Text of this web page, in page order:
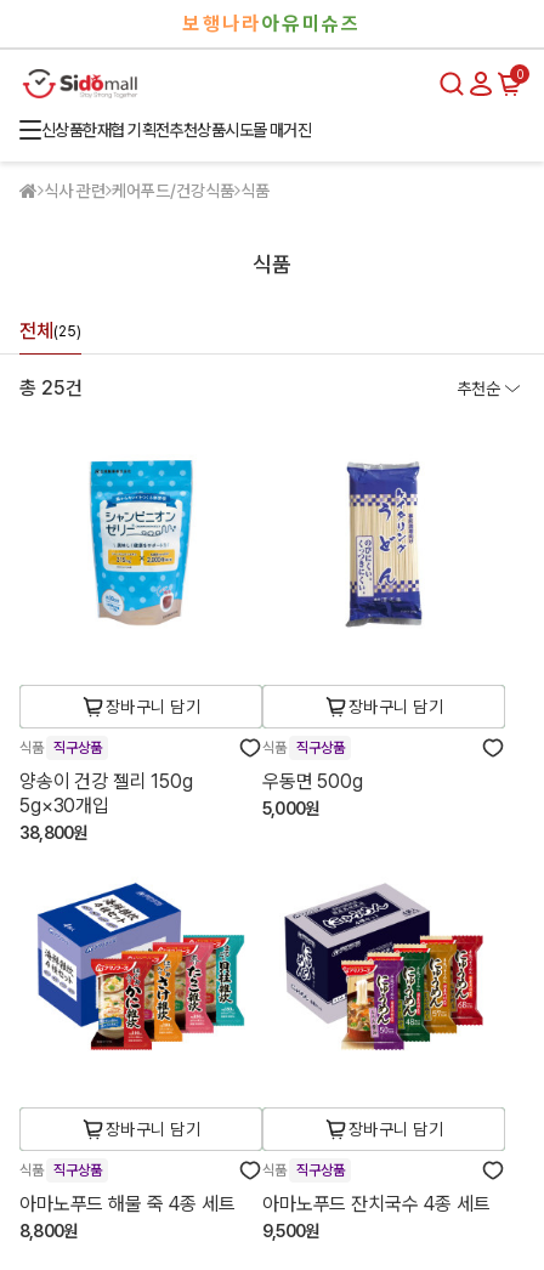
보행나라아유미슈즈
0
신상품한재협 기획전추천상품시도몰 매거진
식사 관련 케어푸드/건강식품 식품
식품
전체 (25)
총 25건 추천순
장바구니 담기
식품 직구상품
양송이 건강 젤리 150g
5g×30개입
38,800원
장바구니 담기
식품 직구상품
우동면 500g
5,000원
장바구니 담기
식품 직구상품
아마노푸드 해물 죽 4종 세트
8,800원
장바구니 담기
식품 직구상품
아마노푸드 잔치국수 4종 세트
9,500원